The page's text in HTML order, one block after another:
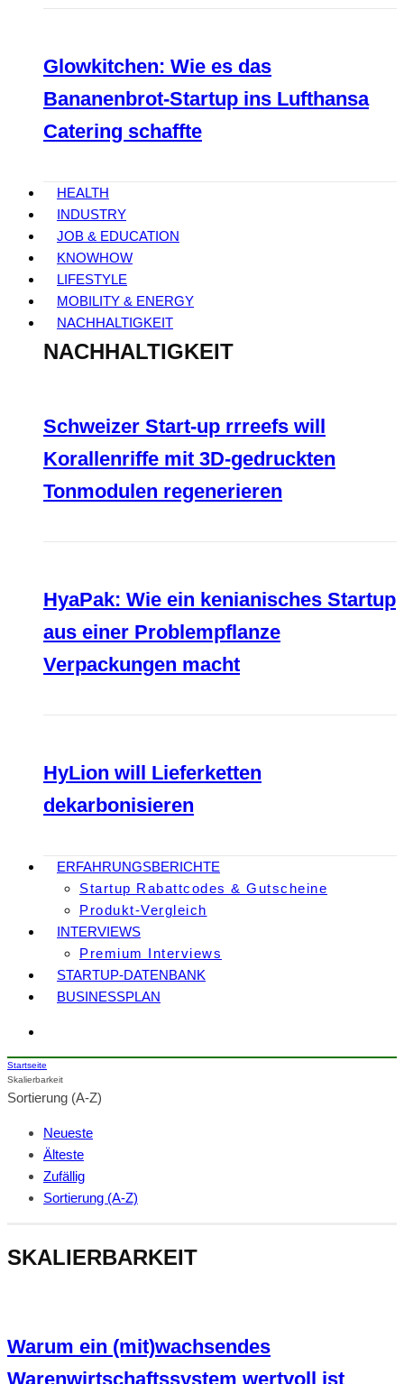
Glowkitchen: Wie es das
Bananenbrot-Startup ins Lufthansa
Catering schaffte
HEALTH
INDUSTRY
JOB & EDUCATION
KNOWHOW
LIFESTYLE
MOBILITY & ENERGY
NACHHALTIGKEIT
NACHHALTIGKEIT
Schweizer Start-up rrreefs will
Korallenriffe mit 3D-gedruckten
Tonmodulen regenerieren
HyaPak: Wie ein kenianisches Startup
aus einer Problempflanze
Verpackungen macht
HyLion will Lieferketten
dekarbonisieren
ERFAHRUNGSBERICHTE
Startup Rabattcodes & Gutscheine
Produkt-Vergleich
INTERVIEWS
Premium Interviews
STARTUP-DATENBANK
BUSINESSPLAN
Startseite
Skalierbarkeit
Sortierung (A-Z)
Neueste
Älteste
Zufällig
Sortierung (A-Z)
SKALIERBARKEIT
Warum ein (mit)wachsendes
Warenwirtschaftssystem wertvoll ist